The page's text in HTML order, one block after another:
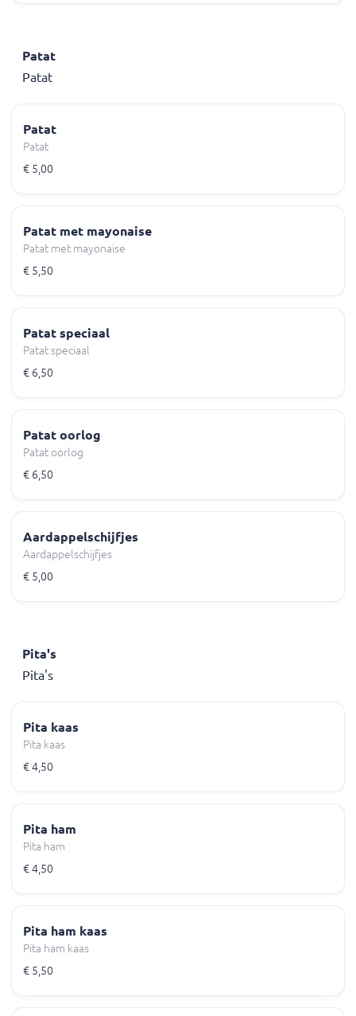
Patat
Patat
Patat
Patat
€ 5,00
Patat met mayonaise
Patat met mayonaise
€ 5,50
Patat speciaal
Patat speciaal
€ 6,50
Patat oorlog
Patat oorlog
€ 6,50
Aardappelschijfjes
Aardappelschijfjes
€ 5,00
Pita's
Pita's
Pita kaas
Pita kaas
€ 4,50
Pita ham
Pita ham
€ 4,50
Pita ham kaas
Pita ham kaas
€ 5,50